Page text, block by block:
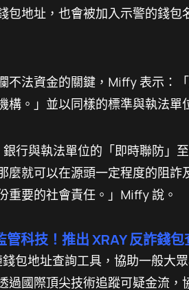
包地址，也會被加入示警的錢包
不法資金的關鍵，Miffy 表示：
構。」並以同樣的標準與執法單
行與執法單位的「即時聯防」
麼就可以在源頭一定程度的阻詐
重要的社會責任。」Miffy 說。
管科技！推出 XRAY 反詐錢
錢包地址查詢工具，協助一般大
過國際頂尖技術追蹤可疑金流，